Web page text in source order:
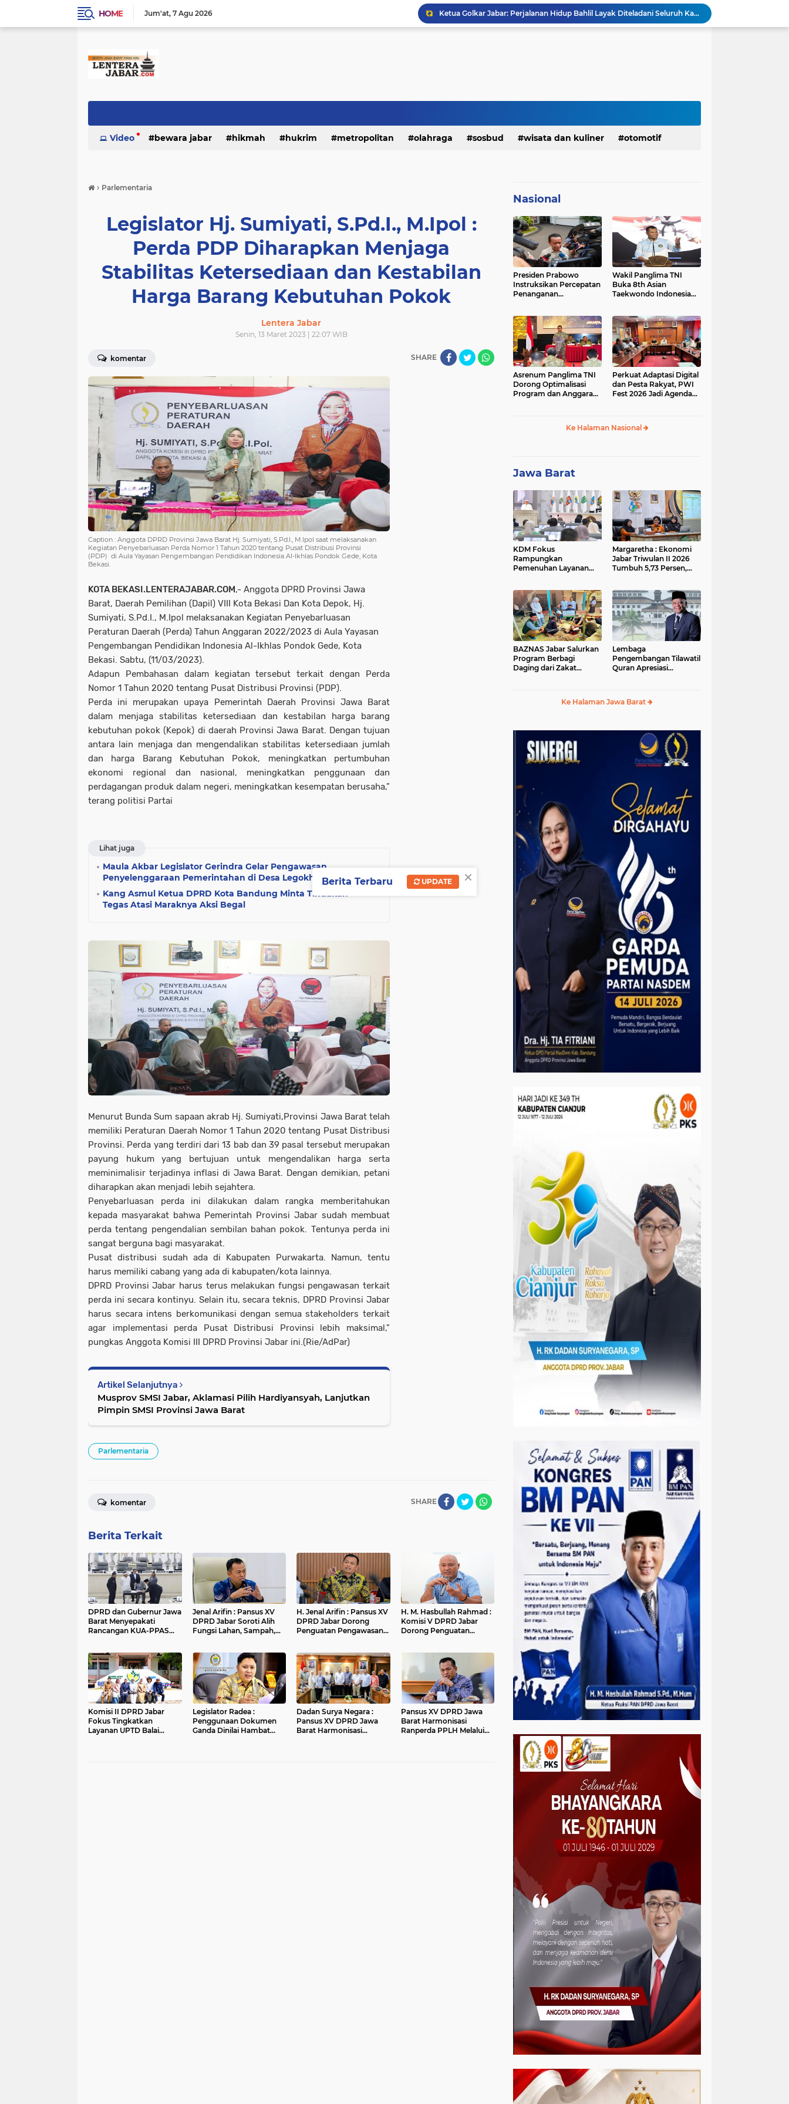
HOME Jum'at 7 Agu 2026
KDM Fokus Rampungkan Pemenuhan Layanan Dasar dan Konektivitas Wilayah pada 2027
Menaker: ASN Kemnaker Harus Hadirkan Dampak Nyata bagi Masyarakat
Bangkitkan Merek Legendaris Semen Kujang, SIG Bidik Penguatan Dominasi Pasar Jawa Barat
Video bewara jabar hikmah hukrim metropolitan olahraga sosbud wisata dan kuliner otomotif
› Parlementaria
Legislator Hj. Sumiyati, S.Pd.I., M.Ipol :
Perda PDP Diharapkan Menjaga
Stabilitas Ketersediaan dan Kestabilan
Harga Barang Kebutuhan Pokok
Lentera Jabar
Senin, 13 Maret 2023 | 22:07 WIB
komentar SHARE
Caption : Anggota DPRD Provinsi Jawa Barat Hj. Sumiyati, S.Pd.I., M.Ipol saat melaksanakan
Kegiatan Penyebarluasan Perda Nomor 1 Tahun 2020 tentang Pusat Distribusi Provinsi
(PDP) di Aula Yayasan Pengembangan Pendidikan Indonesia Al-Ikhlas Pondok Gede, Kota
Bekasi.
KOTA BEKASI.LENTERAJABAR.COM,- Anggota DPRD Provinsi Jawa
Barat, Daerah Pemilihan (Dapil) VIII Kota Bekasi Dan Kota Depok, Hj.
Sumiyati, S.Pd.I., M.Ipol melaksanakan Kegiatan Penyebarluasan
Peraturan Daerah (Perda) Tahun Anggaran 2022/2023 di Aula Yayasan
Pengembangan Pendidikan Indonesia Al-Ikhlas Pondok Gede, Kota
Bekasi. Sabtu, (11/03/2023).
Adapun Pembahasan dalam kegiatan tersebut terkait dengan Perda
Nomor 1 Tahun 2020 tentang Pusat Distribusi Provinsi (PDP).
Perda ini merupakan upaya Pemerintah Daerah Provinsi Jawa Barat
dalam menjaga stabilitas ketersediaan dan kestabilan harga barang
kebutuhan pokok (Kepok) di daerah Provinsi Jawa Barat. Dengan tujuan
antara lain menjaga dan mengendalikan stabilitas ketersediaan jumlah
dan harga Barang Kebutuhan Pokok, meningkatkan pertumbuhan
ekonomi regional dan nasional, meningkatkan penggunaan dan
perdagangan produk dalam negeri, meningkatkan kesempatan berusaha,”
terang politisi Partai
Lihat juga
Maula Akbar Legislator Gerindra Gelar Pengawasan
Penyelenggaraan Pemerintahan di Desa Legokhuni
Kang Asmul Ketua DPRD Kota Bandung Minta Tindakan
Tegas Atasi Maraknya Aksi Begal
Menurut Bunda Sum sapaan akrab Hj. Sumiyati,Provinsi Jawa Barat telah
memiliki Peraturan Daerah Nomor 1 Tahun 2020 tentang Pusat Distribusi
Provinsi. Perda yang terdiri dari 13 bab dan 39 pasal tersebut merupakan
payung hukum yang bertujuan untuk mengendalikan harga serta
meminimalisir terjadinya inflasi di Jawa Barat. Dengan demikian, petani
diharapkan akan menjadi lebih sejahtera.
Penyebarluasan perda ini dilakukan dalam rangka memberitahukan
kepada masyarakat bahwa Pemerintah Provinsi Jabar sudah membuat
perda tentang pengendalian sembilan bahan pokok. Tentunya perda ini
sangat berguna bagi masyarakat.
Pusat distribusi sudah ada di Kabupaten Purwakarta. Namun, tentu
harus memiliki cabang yang ada di kabupaten/kota lainnya.
DPRD Provinsi Jabar harus terus melakukan fungsi pengawasan terkait
perda ini secara kontinyu. Selain itu, secara teknis, DPRD Provinsi Jabar
harus secara intens berkomunikasi dengan semua stakeholders terkait
agar implementasi perda Pusat Distribusi Provinsi lebih maksimal,"
pungkas Anggota Komisi III DPRD Provinsi Jabar ini.(Rie/AdPar)
Artikel Selanjutnya
Musprov SMSI Jabar, Aklamasi Pilih Hardiyansyah, Lanjutkan
Pimpin SMSI Provinsi Jawa Barat
Parlementaria
SHARE
komentar
Berita Terkait
DPRD dan Gubernur Jawa
Barat Menyepakati
Rancangan KUA-PPAS
Jenal Arifin : Pansus XV
DPRD Jabar Soroti Alih
Fungsi Lahan, Sampah,
H. Jenal Arifin : Pansus XV
DPRD Jabar Dorong
Penguatan Pengawasan
H. M. Hasbullah Rahmad :
Komisi V DPRD Jabar
Dorong Penguatan
Rakyat di Kabupaten
Bandung
Komisi II DPRD Jabar
Fokus Tingkatkan
Layanan UPTD Balai
Legislator Radea :
Penggunaan Dokumen
Ganda Dinilai Hambat
Dadan Surya Negara :
Pansus XV DPRD Jawa
Barat Harmonisasi
Pansus XV DPRD Jawa
Barat Harmonisasi
Ranperda PPLH Melalui
Nasional
Presiden Prabowo
Instruksikan Percepatan
Penanganan
BBM
Wakil Panglima TNI
Buka 8th Asian
Taekwondo Indonesia
Asrenum Panglima TNI
Dorong Optimalisasi
Program dan Anggaran
Perkuat Adaptasi Digital
dan Pesta Rakyat, PWI
Fest 2026 Jadi Agenda
Ke Halaman Nasional
Jawa Barat
KDM Fokus
Rampungkan
Pemenuhan Layanan
Margaretha : Ekonomi
Jabar Triwulan II 2026
Tumbuh 5,73 Persen,
BAZNAS Jabar Salurkan
Program Berbagi
Daging dari Zakat
Lembaga
Pengembangan Tilawatil
Quran Apresiasi
Ke Halaman Jawa Barat
×
Berita Terbaru UPDATE